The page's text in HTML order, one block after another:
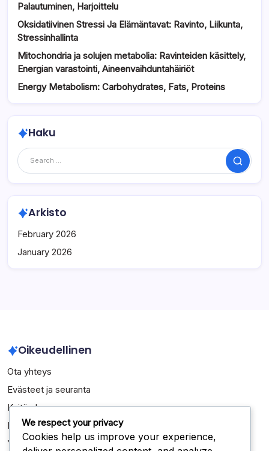
Palautuminen, Harjoittelu
Oksidatiivinen Stressi Ja Elämäntavat: Ravinto, Liikunta,
Stressinhallinta
Mitochondria ja solujen metabolia: Ravinteiden käsittely,
Energian varastointi, Aineenvaihduntahäiriöt
Energy Metabolism: Carbohydrates, Fats, Proteins
Haku
Search
Arkisto
February 2026
January 2026
Oikeudellinen
Ota yhteys
Evästeet ja seuranta
Keitä olemme
Käyttäjäsopimus
Yksityisyytesi
We respect your privacy
Cookies help us improve your experience,